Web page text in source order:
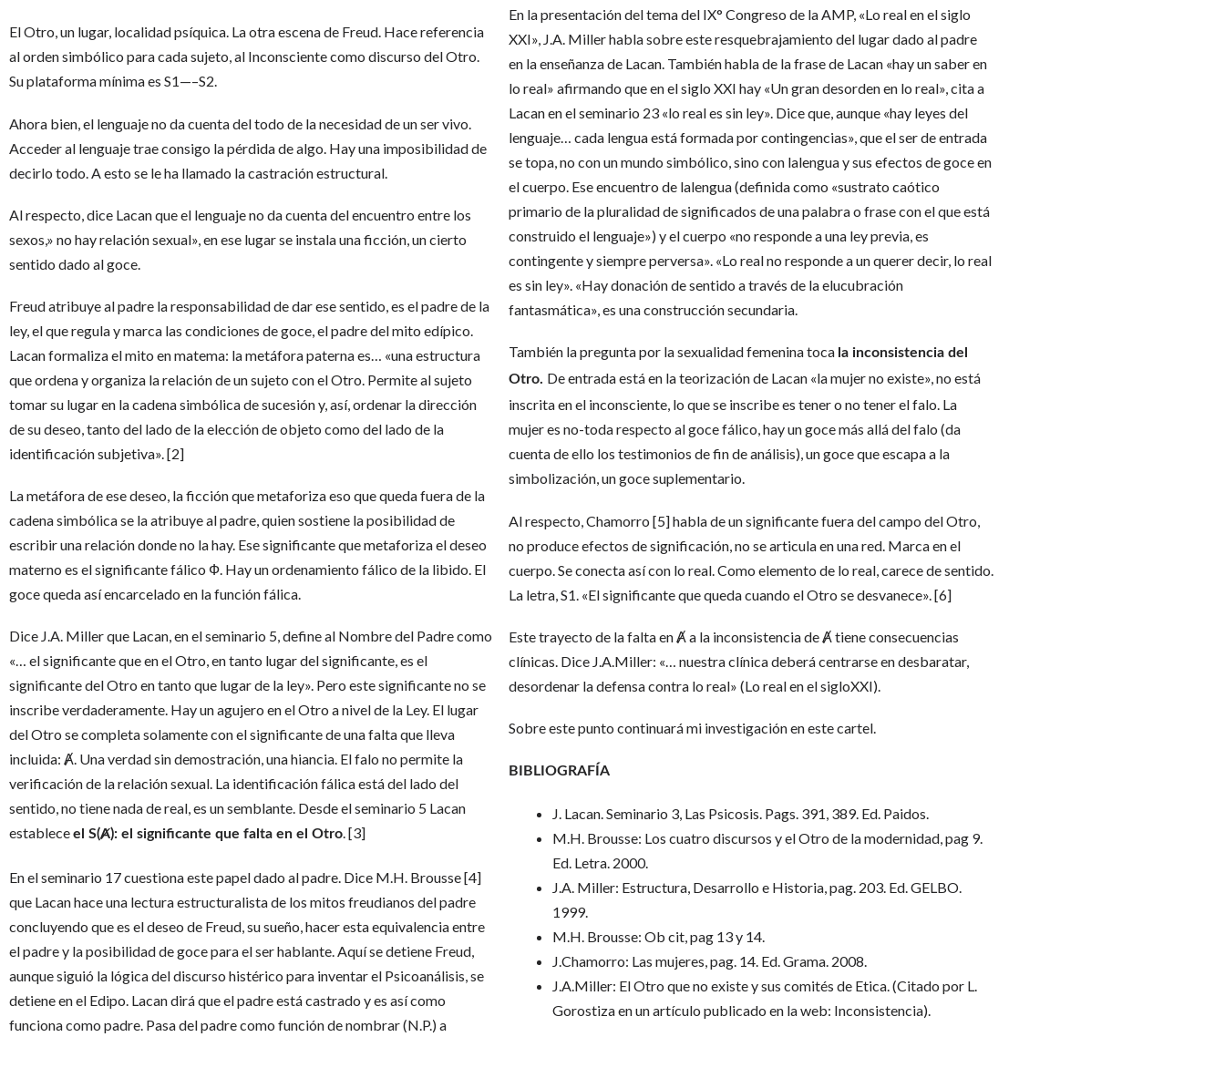
El Otro, un lugar, localidad psíquica. La otra escena de Freud. Hace referencia
al orden simbólico para cada sujeto, al Inconsciente como discurso del Otro.
Su plataforma mínima es S1—–S2.
Ahora bien, el lenguaje no da cuenta del todo de la necesidad de un ser vivo.
Acceder al lenguaje trae consigo la pérdida de algo. Hay una imposibilidad de
decirlo todo. A esto se le ha llamado la castración estructural.
Al respecto, dice Lacan que el lenguaje no da cuenta del encuentro entre los
sexos,» no hay relación sexual», en ese lugar se instala una ficción, un cierto
sentido dado al goce.
Freud atribuye al padre la responsabilidad de dar ese sentido, es el padre de la
ley, el que regula y marca las condiciones de goce, el padre del mito edípico.
Lacan formaliza el mito en matema: la metáfora paterna es… «una estructura
que ordena y organiza la relación de un sujeto con el Otro. Permite al sujeto
tomar su lugar en la cadena simbólica de sucesión y, así, ordenar la dirección
de su deseo, tanto del lado de la elección de objeto como del lado de la
identificación subjetiva». [2]
La metáfora de ese deseo, la ficción que metaforiza eso que queda fuera de la
cadena simbólica se la atribuye al padre, quien sostiene la posibilidad de
escribir una relación donde no la hay. Ese significante que metaforiza el deseo
materno es el significante fálico Ф. Hay un ordenamiento fálico de la libido. El
goce queda así encarcelado en la función fálica.
Dice J.A. Miller que Lacan, en el seminario 5, define al Nombre del Padre como
«… el significante que en el Otro, en tanto lugar del significante, es el
significante del Otro en tanto que lugar de la ley». Pero este significante no se
inscribe verdaderamente. Hay un agujero en el Otro a nivel de la Ley. El lugar
del Otro se completa solamente con el significante de una falta que lleva
incluida: Ⱥ. Una verdad sin demostración, una hiancia. El falo no permite la
verificación de la relación sexual. La identificación fálica está del lado del
sentido, no tiene nada de real, es un semblante. Desde el seminario 5 Lacan
estableceel S(Ⱥ): el significante que falta en el Otro. [3]
En el seminario 17 cuestiona este papel dado al padre. Dice M.H. Brousse [4]
que Lacan hace una lectura estructuralista de los mitos freudianos del padre
concluyendo que es el deseo de Freud, su sueño, hacer esta equivalencia entre
el padre y la posibilidad de goce para el ser hablante. Aquí se detiene Freud,
aunque siguió la lógica del discurso histérico para inventar el Psicoanálisis, se
detiene en el Edipo. Lacan dirá que el padre está castrado y es así como
funciona como padre. Pasa del padre como función de nombrar (N.P.) a
En la presentación del tema del IX° Congreso de la AMP, «Lo real en el siglo
XXI», J.A. Miller habla sobre este resquebrajamiento del lugar dado al padre
en la enseñanza de Lacan. También habla de la frase de Lacan «hay un saber en
lo real» afirmando que en el siglo XXI hay «Un gran desorden en lo real», cita a
Lacan en el seminario 23 «lo real es sin ley». Dice que, aunque «hay leyes del
lenguaje… cada lengua está formada por contingencias», que el ser de entrada
se topa, no con un mundo simbólico, sino con lalengua y sus efectos de goce en
el cuerpo. Ese encuentro de lalengua (definida como «sustrato caótico
primario de la pluralidad de significados de una palabra o frase con el que está
construido el lenguaje») y el cuerpo «no responde a una ley previa, es
contingente y siempre perversa». «Lo real no responde a un querer decir, lo real
es sin ley». «Hay donación de sentido a través de la elucubración
fantasmática», es una construcción secundaria.
También la pregunta por la sexualidad femenina toca la inconsistencia del
Otro. De entrada está en la teorización de Lacan «la mujer no existe», no está
inscrita en el inconsciente, lo que se inscribe es tener o no tener el falo. La
mujer es no-toda respecto al goce fálico, hay un goce más allá del falo (da
cuenta de ello los testimonios de fin de análisis), un goce que escapa a la
simbolización, un goce suplementario.
Al respecto, Chamorro [5] habla de un significante fuera del campo del Otro,
no produce efectos de significación, no se articula en una red. Marca en el
cuerpo. Se conecta así con lo real. Como elemento de lo real, carece de sentido.
La letra, S1. «El significante que queda cuando el Otro se desvanece». [6]
Este trayecto de la falta en Ⱥ a la inconsistencia de Ⱥ tiene consecuencias
clínicas. Dice J.A.Miller: «… nuestra clínica deberá centrarse en desbaratar,
desordenar la defensa contra lo real» (Lo real en el sigloXXI).
Sobre este punto continuará mi investigación en este cartel.
BIBLIOGRAFÍA
J. Lacan. Seminario 3, Las Psicosis. Pags. 391, 389. Ed. Paidos.
M.H. Brousse: Los cuatro discursos y el Otro de la modernidad, pag 9.
Ed. Letra. 2000.
J.A. Miller: Estructura, Desarrollo e Historia, pag. 203. Ed. GELBO.
1999.
M.H. Brousse: Ob cit, pag 13 y 14.
J.Chamorro: Las mujeres, pag. 14. Ed. Grama. 2008.
J.A.Miller: El Otro que no existe y sus comités de Etica. (Citado por L.
Gorostiza en un artículo publicado en la web: Inconsistencia).